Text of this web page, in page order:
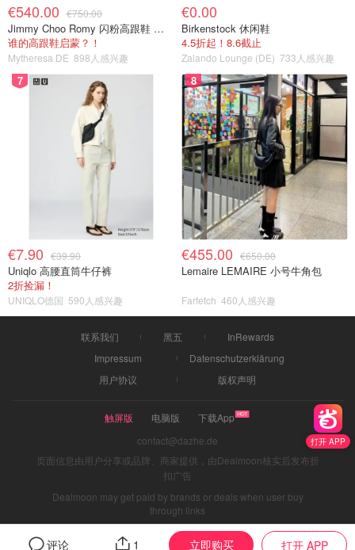
打开 APP
评论 1 立即购买 打开 APP
€540.00 €750.00
Jimmy Choo Romy 闪粉高跟鞋 米金色
谁的高跟鞋启蒙？！
Mytheresa DE 898人感兴趣
€0.00
Birkenstock 休闲鞋
4.5折起！8.6截止
Zalando Lounge (DE) 733人感兴趣
7
€7.90 €39.90
Uniqlo 高腰直筒牛仔裤
2折捡漏！
UNIQLO德国 590人感兴趣
8
€455.00 €650.00
Lemaire LEMAIRE 小号牛角包
Farfetch 460人感兴趣
联系我们 黑五
InRewards
Impressum
Datenschutzerklärung
用户协议
版权声明
触屏版 电脑版
下载App
contact@dazhe.de
页面信息由用户分享或品牌、商家提供，由Dealmoon核实后发布折
扣广告
Dealmoon may get paid by brands or deals when user buy
through links